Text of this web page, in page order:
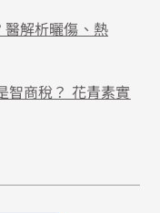
解析曬傷、熱
智商稅？ 花青素實